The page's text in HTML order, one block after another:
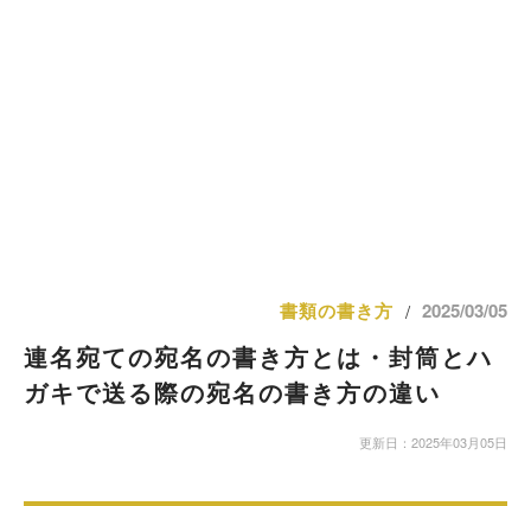
書類の書き方 / 2025/03/05
連名宛ての宛名の書き方とは・封筒とハ
ガキで送る際の宛名の書き方の違い
更新日：2025年03月05日